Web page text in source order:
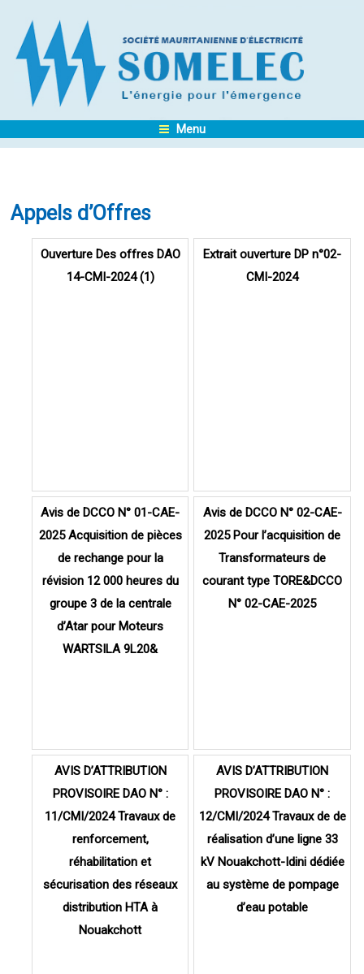
Menu
Appels d’Offres
Extrait ouverture DP n°02-
CMI-2024
Ouverture Des offres DAO
14-CMI-2024 (1)
Avis de DCCO N° 02-CAE-
2025 Pour l’acquisition de
Transformateurs de
courant type TORE&DCCO
N° 02-CAE-2025
Avis de DCCO N° 01-CAE-
2025 Acquisition de pièces
de rechange pour la
révision 12 000 heures du
groupe 3 de la centrale
d’Atar pour Moteurs
WARTSILA 9L20&
AVIS D’ATTRIBUTION
PROVISOIRE DAO N° :
12/CMI/2024 Travaux de de
réalisation d’une ligne 33
kV Nouakchott-Idini dédiée
au système de pompage
d’eau potable
AVIS D’ATTRIBUTION
PROVISOIRE DAO N° :
11/CMI/2024 Travaux de
renforcement,
réhabilitation et
sécurisation des réseaux
distribution HTA à
Nouakchott
Pages